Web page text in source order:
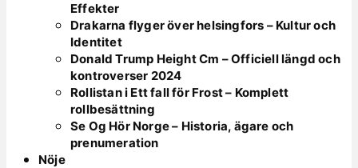
Effekter
Drakarna flyger över helsingfors – Kultur och
Identitet
Donald Trump Height Cm – Officiell längd och
kontroverser 2024
Rollistan i Ett fall för Frost – Komplett
rollbesättning
Se Og Hör Norge – Historia, ägare och
prenumeration
Nöje